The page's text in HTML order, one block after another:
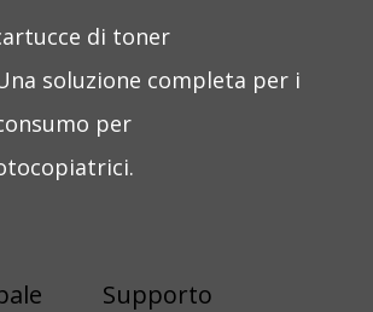
di toner
soluzione completa per i
per
Supporto